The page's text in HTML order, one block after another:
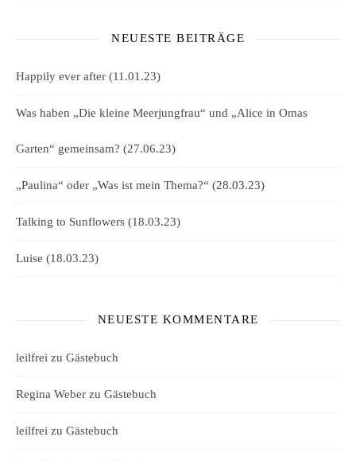
NEUESTE BEITRÄGE
Happily ever after (11.01.23)
Was haben „Die kleine Meerjungfrau“ und „Alice in Omas
Garten“ gemeinsam? (27.06.23)
„Paulina“ oder „Was ist mein Thema?“ (28.03.23)
Talking to Sunflowers (18.03.23)
Luise (18.03.23)
NEUESTE KOMMENTARE
leilfrei zu Gästebuch
Regina Weber zu Gästebuch
leilfrei zu Gästebuch